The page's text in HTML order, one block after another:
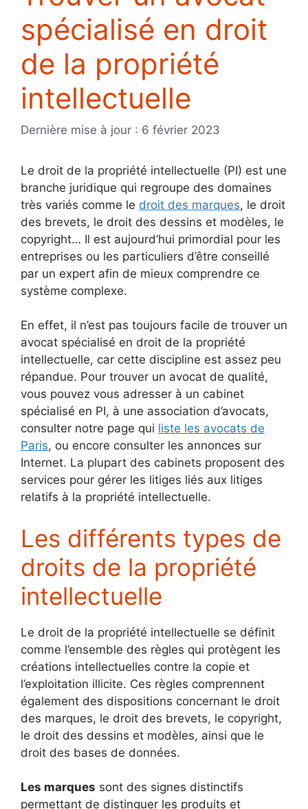
spécialisé en droit
de la propriété
intellectuelle
Dernière mise à jour : 6 février 2023
Le droit de la propriété intellectuelle (PI) est une
branche juridique qui regroupe des domaines
très variés comme le droit des marques, le droit
des brevets, le droit des dessins et modèles, le
copyright… Il est aujourd’hui primordial pour les
entreprises ou les particuliers d’être conseillé
par un expert afin de mieux comprendre ce
système complexe.
En effet, il n’est pas toujours facile de trouver un
avocat spécialisé en droit de la propriété
intellectuelle, car cette discipline est assez peu
répandue. Pour trouver un avocat de qualité,
vous pouvez vous adresser à un cabinet
spécialisé en PI, à une association d’avocats,
consulter notre page qui liste les avocats de
Paris, ou encore consulter les annonces sur
Internet. La plupart des cabinets proposent des
services pour gérer les litiges liés aux litiges
relatifs à la propriété intellectuelle.
Les différents types de
droits de la propriété
intellectuelle
Le droit de la propriété intellectuelle se définit
comme l’ensemble des règles qui protègent les
créations intellectuelles contre la copie et
l’exploitation illicite. Ces règles comprennent
également des dispositions concernant le droit
des marques, le droit des brevets, le copyright,
le droit des dessins et modèles, ainsi que le
droit des bases de données.
Les marques sont des signes distinctifs
permettant de distinguer les produits et